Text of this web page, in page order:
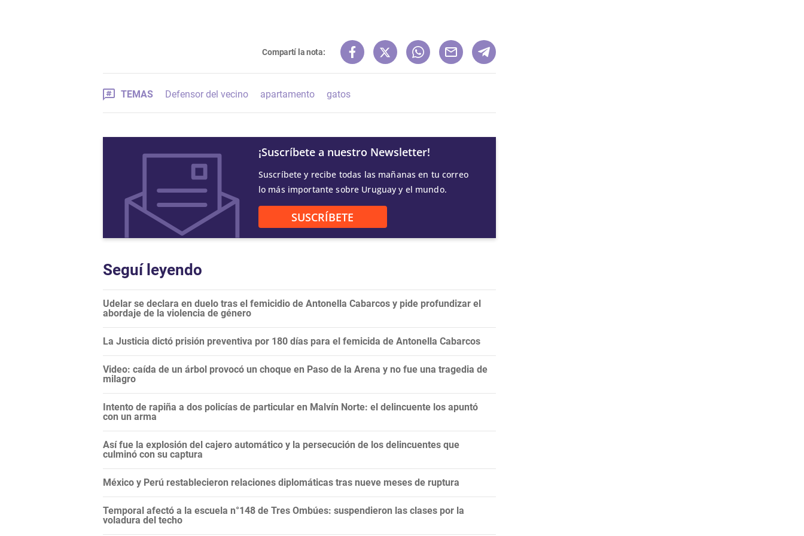
Compartí la nota:
TEMAS Defensor del vecino apartamento gatos
¡Suscríbete a nuestro Newsletter!
Suscríbete y recibe todas las mañanas en tu correo
lo más importante sobre Uruguay y el mundo.
SUSCRÍBETE
Seguí leyendo
Udelar se declara en duelo tras el femicidio de Antonella Cabarcos y pide profundizar el
abordaje de la violencia de género
La Justicia dictó prisión preventiva por 180 días para el femicida de Antonella Cabarcos
Video: caída de un árbol provocó un choque en Paso de la Arena y no fue una tragedia de
milagro
Intento de rapiña a dos policías de particular en Malvín Norte: el delincuente los apuntó
con un arma
Así fue la explosión del cajero automático y la persecución de los delincuentes que
culminó con su captura
México y Perú restablecieron relaciones diplomáticas tras nueve meses de ruptura
Temporal afectó a la escuela n°148 de Tres Ombúes: suspendieron las clases por la
voladura del techo